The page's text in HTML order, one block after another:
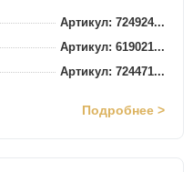
Артикул: 724924...
Артикул: 619021...
Артикул: 724471...
Подробнее >